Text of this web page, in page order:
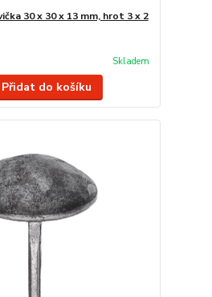
30 x 30 x 13 mm, hrot 3 x 2
Skladem
Přidat do košíku